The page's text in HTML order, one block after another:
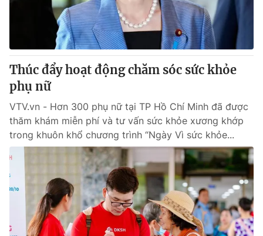
Thúc đẩy hoạt động chăm sóc sức khỏe
phụ nữ
VTV.vn - Hơn 300 phụ nữ tại TP Hồ Chí Minh đã được
thăm khám miễn phí và tư vấn sức khỏe xương khớp
trong khuôn khổ chương trình “Ngày Vì sức khỏe...